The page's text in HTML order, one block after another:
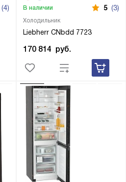
(4)
Холодильник
Liebherr CNbdd 7723
В наличии 5 (3)
170 814 руб.